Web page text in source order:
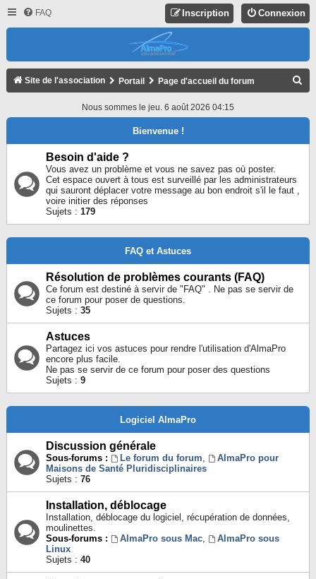
FAQ Connexion
Inscription
Site de l'association Portail Page d'accueil du forum
C
E
Nous sommes le jeu. 6 août 2026 04:15
Bienvenue !
Besoin d'aide ?
Vous avez un problème et vous ne savez pas où poster.
Cet espace ouvert à tous est surveillé par les administrateurs
qui sauront déplacer votre message au bon endroit s'il le faut ,
voire initier des réponses
Sujets : 179
FAQ et Astuces
Résolution de problèmes courants (FAQ)
Ce forum est destiné à servir de "FAQ" . Ne pas se servir de
ce forum pour poser de questions.
Sujets : 35
Astuces
Partagez ici vos astuces pour rendre l'utilisation d'AlmaPro
encore plus facile.
Ne pas se servir de ce forum pour poser des questions
Sujets : 9
Logiciel AlmaPro
Discussion générale
Sous-forums : Le forum du forum,
AlmaPro pour
Maisons de Santé Pluridisciplinaires
Sujets : 76
Installation, déblocage
Installation, déblocage du logiciel, récupération de données,
moulinettes.
Sous-forums :
AlmaPro sous Mac,
AlmaPro sous
Linux
Sujets : 40